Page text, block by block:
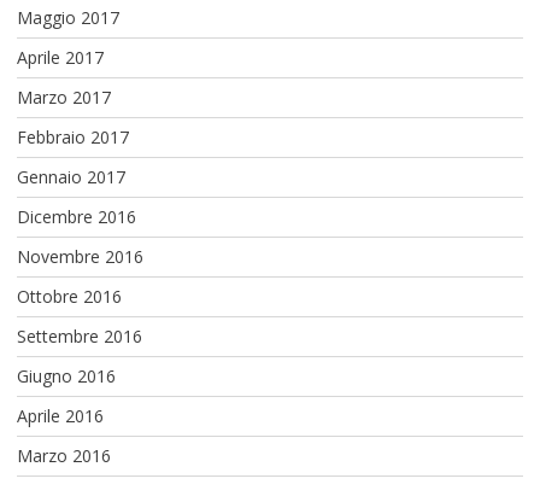
Maggio 2017
Aprile 2017
Marzo 2017
Febbraio 2017
Gennaio 2017
Dicembre 2016
Novembre 2016
Ottobre 2016
Settembre 2016
Giugno 2016
Aprile 2016
Marzo 2016